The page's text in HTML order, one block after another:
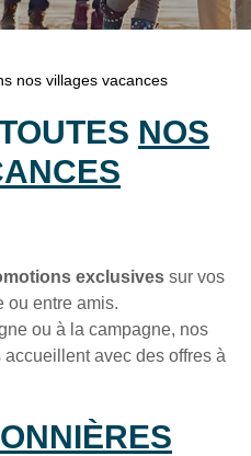
nos villages vacances
NOS
exclusives sur vos
ou entre amis.
ou à la campagne, nos
avec des offres à